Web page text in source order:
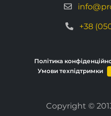
Наші
Політика